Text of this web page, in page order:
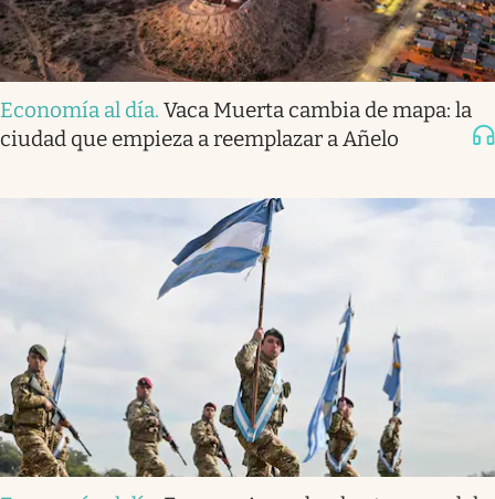
Economía al día. Vaca Muerta cambia de mapa: la
ciudad que empieza a reemplazar a Añelo